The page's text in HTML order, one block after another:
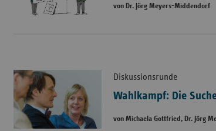
von Dr. Jörg Meyers-Middendorf
Diskussionsrunde
Wahlkampf: Die
von Michaela Gottfried, Dr. Jörg